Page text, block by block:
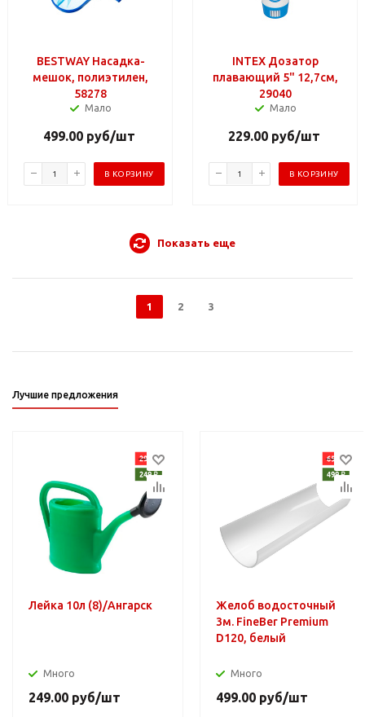
BESTWAY Насадка-
мешок, полиэтилен,
58278
Мало
499.00руб/шт
В КОРЗИНУ
INTEX Дозатор
плавающий 5" 12,7см,
29040
Мало
229.00руб/шт
В КОРЗИНУ
Показать еще
1 2 3
Лучшие предложения
Лейка 10л (8)/Ангарск
Много
249.00 руб/шт
Желоб водосточный
3м. FineBer Premium
D120, белый
Много
499.00 руб/шт